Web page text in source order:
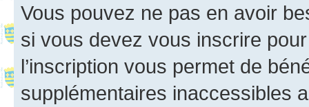
Vous pouvez ne pas en avoir
si vous devez vous inscrire
l’inscription vous permet de
supplémentaires inaccessibles